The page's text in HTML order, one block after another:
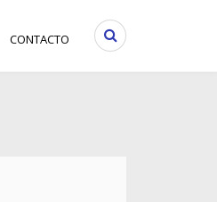
CONTACTO